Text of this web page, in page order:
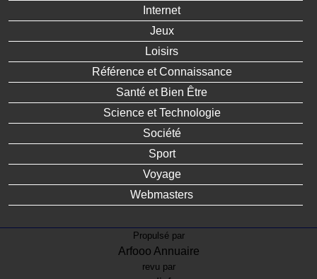
Internet
Jeux
Loisirs
Référence et Connaissance
Santé et Bien Être
Science et Technologie
Société
Sport
Voyage
Webmasters
Propulsé par
Arfooo Annuaire
revu par